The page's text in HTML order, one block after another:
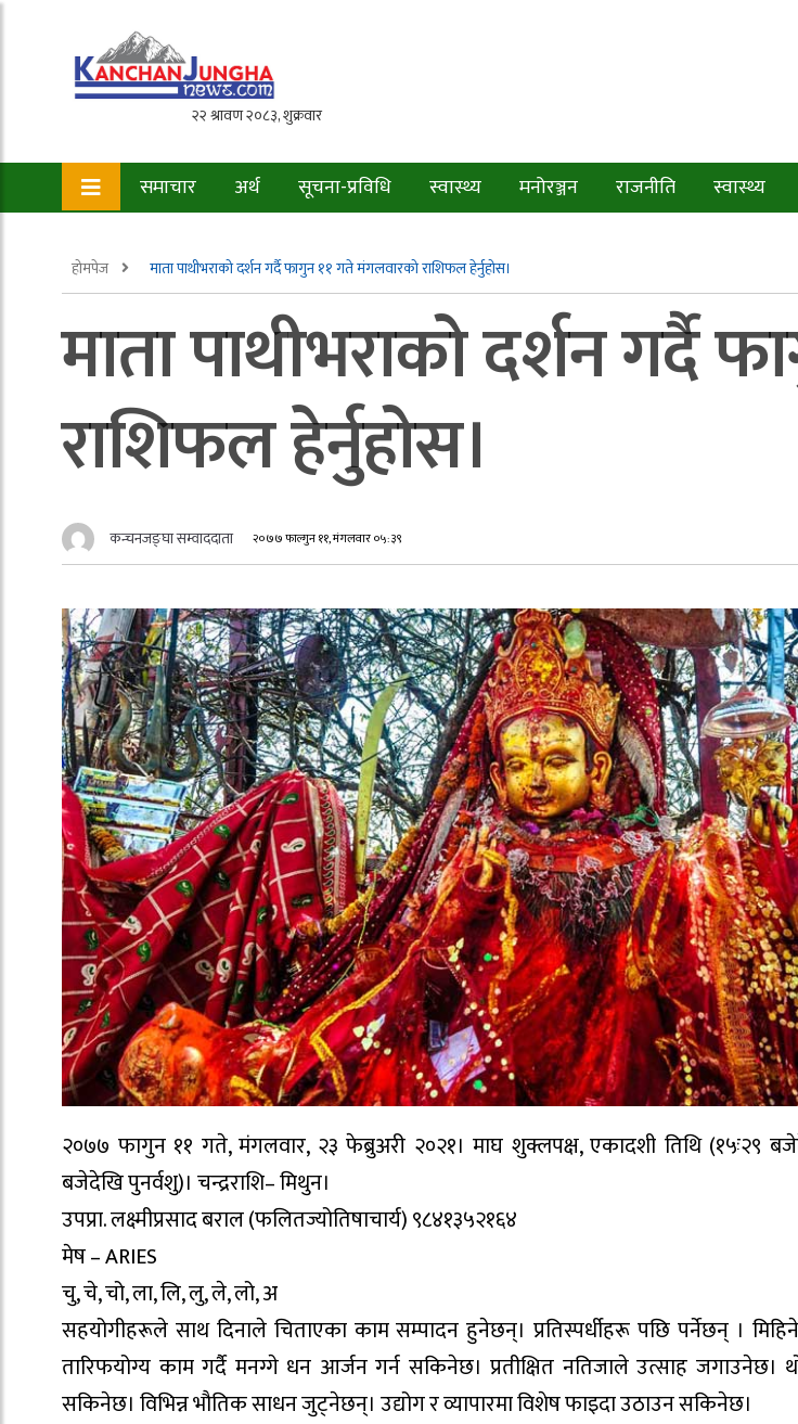
समाचार अर्थ सूचना-प्रविधि स्वास्थ्य मनोरञ्जन राजनीति स्वास्थ्य
होमपेज माता पाथीभराको दर्शन गर्दै फागुन ११ गते मंगलवारको राशिफल हेर्नुहोस।
माता पाथीभराको दर्शन गर्दै
राशिफल हेर्नुहोस।
कन्चनजङ्घा सम्वाददाता २०७७ फाल्गुन ११, मंगलवार ०५:३९
२०७७ फागुन ११ गते, मंगलवार, २३ फेब्रुअरी २०२१। माघ शुक्लपक्ष, एकादशी तिथि (१५ः२९
बजेदेखि पुनर्वशु)। चन्द्रराशि– मिथुन।
उपप्रा. लक्ष्मीप्रसाद बराल (फलितज्योतिषाचार्य) ९८४१३५२१६४
मेष – ARIES
चु, चे, चो, ला, लि, लु, ले, लो, अ
सहयोगीहरूले साथ दिनाले चिताएका काम सम्पादन हुनेछन्। प्रतिस्पर्धीहरू पछि पर्नेछन् । मिहिनेत
तारिफयोग्य काम गर्दै मनग्गे धन आर्जन गर्न सकिनेछ। प्रतीक्षित नतिजाले उत्साह जगाउनेछ।
सकिनेछ। विभिन्न भौतिक साधन जुट्नेछन्। उद्योग र व्यापारमा विशेष फाइदा उठाउन सकिनेछ।